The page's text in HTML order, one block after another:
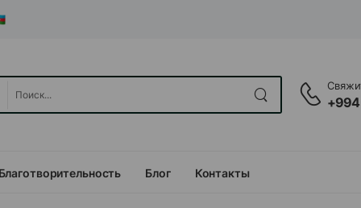
Благотворительность Блог Контакты